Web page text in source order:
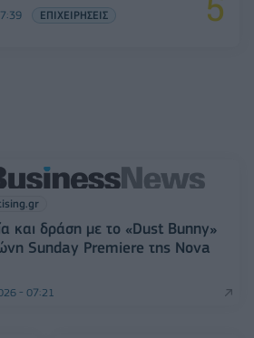
ΕΠΙΧΕΙΡΗΣΕΙΣ
και δράση με το «Dust Bunny»
Sunday Premiere της Nova
- 07:21